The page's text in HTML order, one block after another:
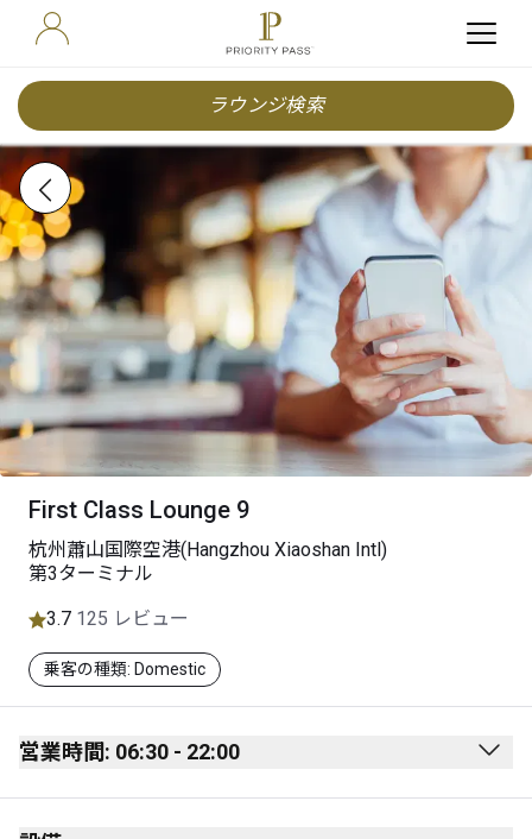
ラウンジ検索
First Class Lounge 9
杭州蕭山国際空港(Hangzhou Xiaoshan Intl)
第3ターミナル
3.7 125 レビュー
乗客の種類: Domestic
営業時間: 06:30 - 22:00
Monday 06:30 - 22:00